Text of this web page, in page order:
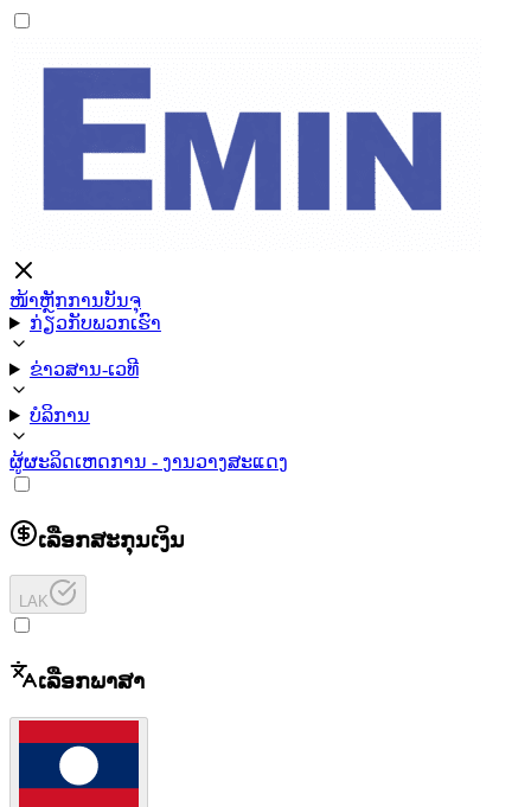
ໜ້າຫຼັກການບັນຈຸ
ກ່ຽວກັບພວກເຮົາ
ຂ່າວສານ-ເວທີ
ບໍລິການ
ຜູ້ຜະລິດເຫດການ - ງານວາງສະແດງ
ເລືອກສະກຸນເງິນ
LAK
ເລືອກພາສາ